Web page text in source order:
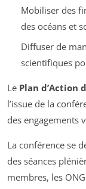
Mobiliser des
des océans et
Diffuser de
scientifiques
Le Plan d’Action
l’issue de la
des engagements
La conférence se
des séances
membres, les